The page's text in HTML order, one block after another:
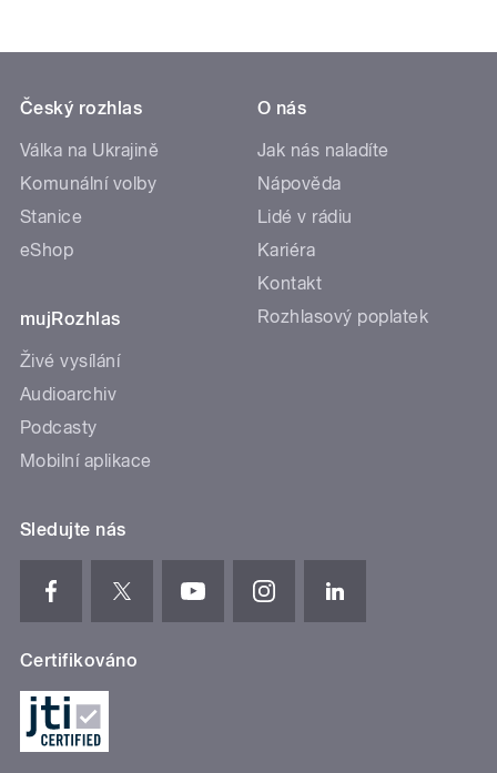
Český rozhlas
Válka na Ukrajině
Komunální volby
Stanice
eShop
mujRozhlas
Živé vysílání
Audioarchiv
Podcasty
Mobilní aplikace
O nás
Jak nás naladíte
Nápověda
Lidé v rádiu
Kariéra
Kontakt
Rozhlasový poplatek
Sledujte nás
Certifikováno